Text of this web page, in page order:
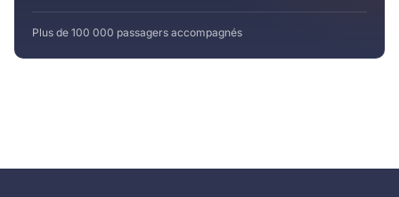
Plus de 100 000 passagers accompagnés